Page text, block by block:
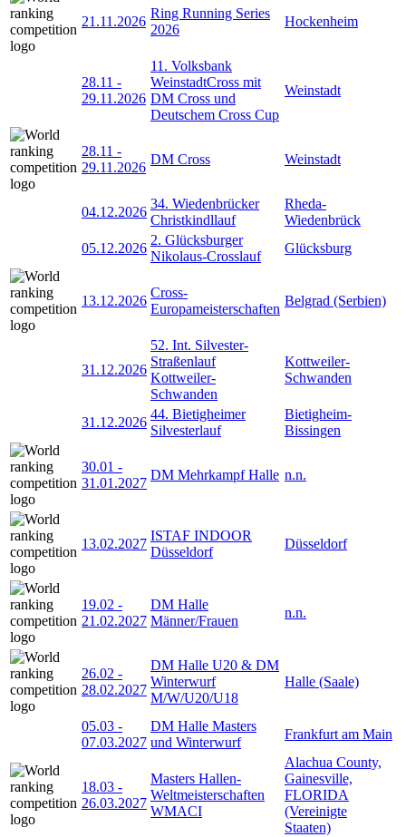
21.11.2026
Ring Running Series
2026
Hockenheim
28.11 -
29.11.2026
11. Volksbank
WeinstadtCross mit
DM Cross und
Deutschem Cross Cup
Weinstadt
28.11 -
29.11.2026
DM Cross Weinstadt
04.12.2026
34. Wiedenbrücker
Christkindllauf
Rheda-
Wiedenbrück
05.12.2026
2. Glücksburger
Nikolaus-Crosslauf
Glücksburg
13.12.2026
Cross-
Europameisterschaften
Belgrad (Serbien)
31.12.2026
52. Int. Silvester-
Straßenlauf
Kottweiler-
Schwanden
Kottweiler-
Schwanden
31.12.2026
44. Bietigheimer
Silvesterlauf
Bietigheim-
Bissingen
30.01 -
31.01.2027
DM Mehrkampf Halle n.n.
13.02.2027
ISTAF INDOOR
Düsseldorf
Düsseldorf
19.02 -
21.02.2027
DM Halle
Männer/Frauen
n.n.
26.02 -
28.02.2027
DM Halle U20 & DM
Winterwurf
M/W/U20/U18
Halle (Saale)
05.03 -
07.03.2027
DM Halle Masters
und Winterwurf
Frankfurt am Main
18.03 -
26.03.2027
Masters Hallen-
Weltmeisterschaften
WMACI
Alachua County,
Gainesville,
FLORIDA
(Vereinigte
Staaten)